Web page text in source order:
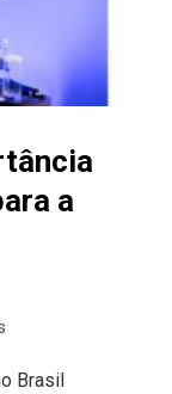
a
Brasil